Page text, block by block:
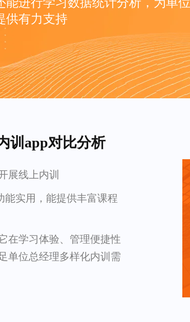
供有力支持
训app对比分析
展线上内训
能实用，能提供丰富课程
在学习体验、管理便捷性
单位总经理多样化内训需